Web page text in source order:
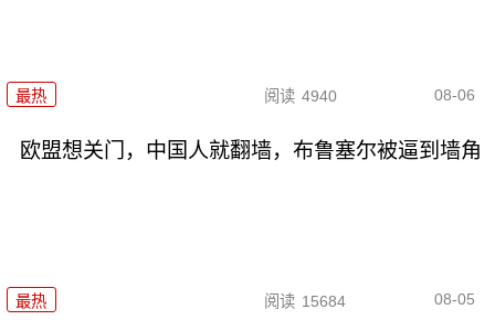
最热 阅读 4940 08-06
欧盟想关门，中国人就翻墙，布鲁塞尔被逼到墙角
最热 阅读 15684 08-05